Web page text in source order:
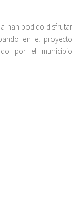
han podido disfrutar
en el proyecto
por el municipio